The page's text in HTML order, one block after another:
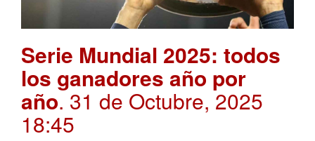
Serie Mundial 2025: todos
los ganadores año por
año. 31 de Octubre, 2025
18:45